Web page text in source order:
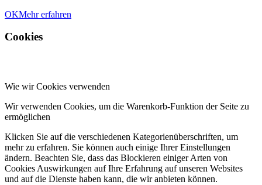
OKMehr erfahren
Cookies
Wie wir Cookies verwenden
Wir verwenden Cookies, um die Warenkorb-Funktion der Seite zu
ermöglichen
Klicken Sie auf die verschiedenen Kategorienüberschriften, um
mehr zu erfahren. Sie können auch einige Ihrer Einstellungen
ändern. Beachten Sie, dass das Blockieren einiger Arten von
Cookies Auswirkungen auf Ihre Erfahrung auf unseren Websites
und auf die Dienste haben kann, die wir anbieten können.